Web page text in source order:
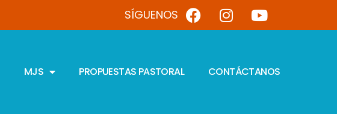
SÍGUENOS
MJS PROPUESTAS PASTORAL CONTÁCTANOS